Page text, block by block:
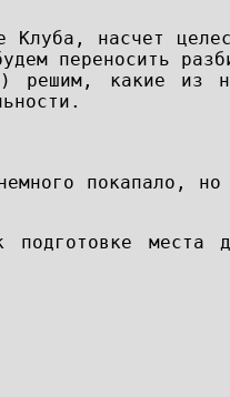
насчет
переносить
решим, какие
покапало, но
места